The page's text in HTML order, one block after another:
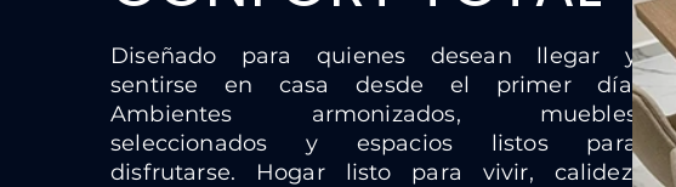
Diseñado para quienes desean llegar y
sentirse en casa desde el primer día.
Ambientes armonizados, muebles
seleccionados y espacios listos para
disfrutarse. Hogar listo para vivir, calidez,